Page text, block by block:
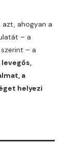
azt, ahogyan a
– a
– a
levegős,
a
helyezi